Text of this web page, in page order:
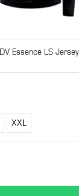
Essence LS Jersey
XXL